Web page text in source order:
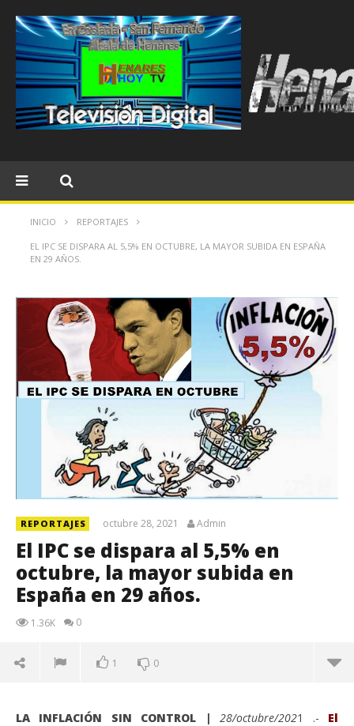
INICIO REPORTAJES
EL IPC SE DISPARA AL 5,5% EN OCTUBRE, LA MAYOR SUBIDA EN ESPAÑA
EN 29 AÑOS.
REPORTAJES octubre 28, 2021 Admin
El IPC se dispara al 5,5% en
octubre, la mayor subida en
España en 29 años.
1.36K 0
1 0
LA INFLACIÓN SIN CONTROL |28/octubre/2021 .- El